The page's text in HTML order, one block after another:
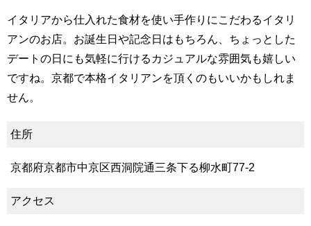
イタリアから仕入れた食材を使い手作りにこだわるイタリ
アンのお店。お誕生日や記念日はもちろん、ちょっとした
デートの日にも気軽に行けるカジュアルな雰囲気も嬉しい
ですね。京都で本格イタリアンを頂くのもいいかもしれま
せん。
住所
京都府京都市中京区西洞院通三条下る柳水町77-2
アクセス